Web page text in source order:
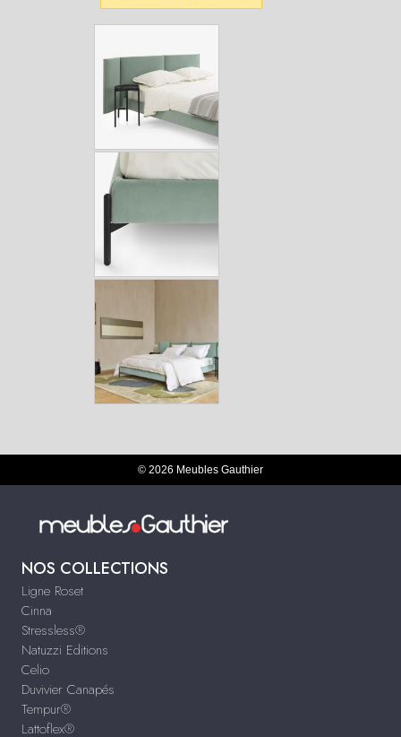
© 2026 Meubles Gauthier
NOS COLLECTIONS
Ligne Roset
Cinna
Stressless®
Natuzzi Editions
Celio
Duvivier Canapés
Tempur®
Lattoflex®